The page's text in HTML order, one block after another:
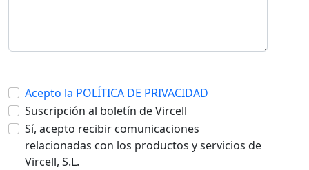
Acepto la POLÍTICA DE PRIVACIDAD
Suscripción al boletín de Vircell
Sí, acepto recibir comunicaciones
relacionadas con los productos y servicios de
Vircell, S.L.